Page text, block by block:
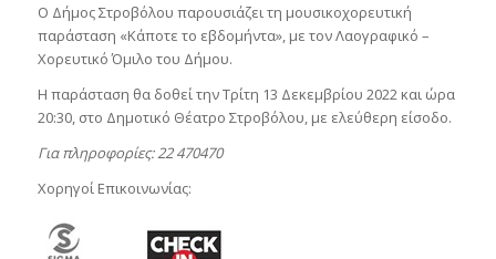
Ο Δήμος Στροβόλου παρουσιάζει τη μουσικοχορευτική
παράσταση «Κάποτε το εβδομήντα», με τον Λαογραφικό –
Χορευτικό Όμιλο του Δήμου.
Η παράσταση θα δοθεί την Τρίτη 13 Δεκεμβρίου 2022 και ώρα
20:30, στο Δημοτικό Θέατρο Στροβόλου, με ελεύθερη είσοδο.
Για πληροφορίες: 22 470470
Χορηγοί Επικοινωνίας: